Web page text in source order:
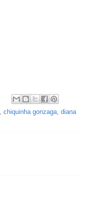
chiquinha gonzaga diana